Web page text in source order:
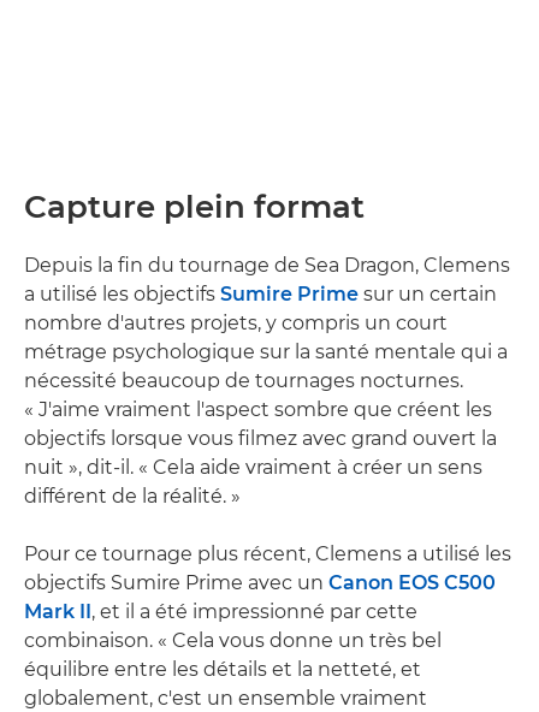
Capture plein format
Depuis la fin du tournage de Sea Dragon, Clemens
a utilisé les objectifs Sumire Prime sur un certain
nombre d'autres projets, y compris un court
métrage psychologique sur la santé mentale qui a
nécessité beaucoup de tournages nocturnes.
« J'aime vraiment l'aspect sombre que créent les
objectifs lorsque vous filmez avec grand ouvert la
nuit », dit-il. « Cela aide vraiment à créer un sens
différent de la réalité. »
Pour ce tournage plus récent, Clemens a utilisé les
objectifs Sumire Prime avec un Canon EOS C500
Mark II, et il a été impressionné par cette
combinaison. « Cela vous donne un très bel
équilibre entre les détails et la netteté, et
globalement, c'est un ensemble vraiment